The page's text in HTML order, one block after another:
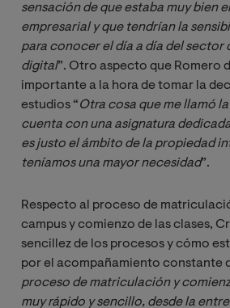
sensación de que estaba muy bien
empresarial y que tendrían la
para conocer el día a día del sector
digital”. Otro aspecto que Romero
importante a la hora de tomar la
estudios “Otra cosa que me llamó
cuenta con una asignatura
es justo el ámbito de la propiedad
teníamos una mayor necesidad”.
Respecto al proceso de
campus y comienzo de las clases,
sencillez de los procesos y cómo
por el acompañamiento constante
proceso de matriculación y
muy rápido y sencillo, desde la